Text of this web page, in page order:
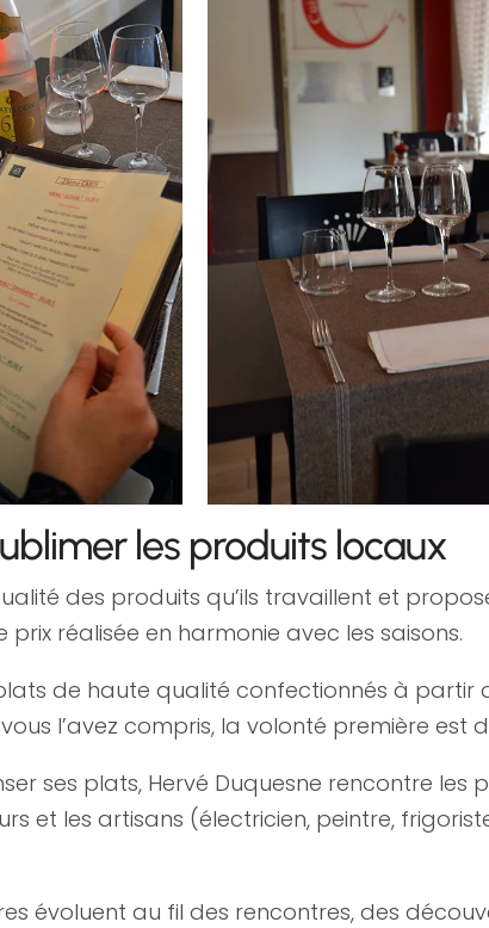
les produits locaux
des produits qu’ils travaillent et
réalisée en harmonie avec les saisons.
de haute qualité confectionnés à partir
l’avez compris, la volonté première est
ses plats, Hervé Duquesne rencontre
et les artisans (électricien, peintre,
évoluent au fil des rencontres, des